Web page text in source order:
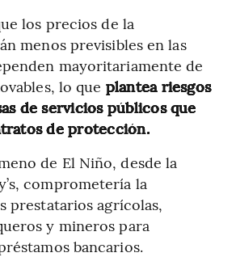
los precios de la
menos previsibles en las
mayoritariamente de
lo que plantea riesgos
de servicios públicos que
de protección.
de El Niño, desde la
comprometería la
prestatarios agrícolas,
y mineros para
bancarios.